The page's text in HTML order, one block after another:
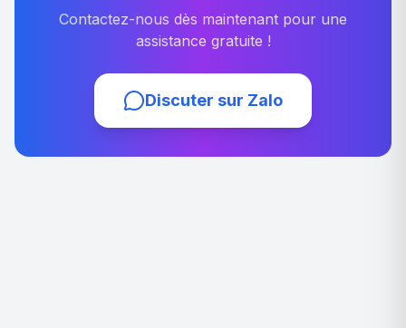
Contactez-nous dès maintenant pour une
assistance gratuite !
Discuter sur Zalo